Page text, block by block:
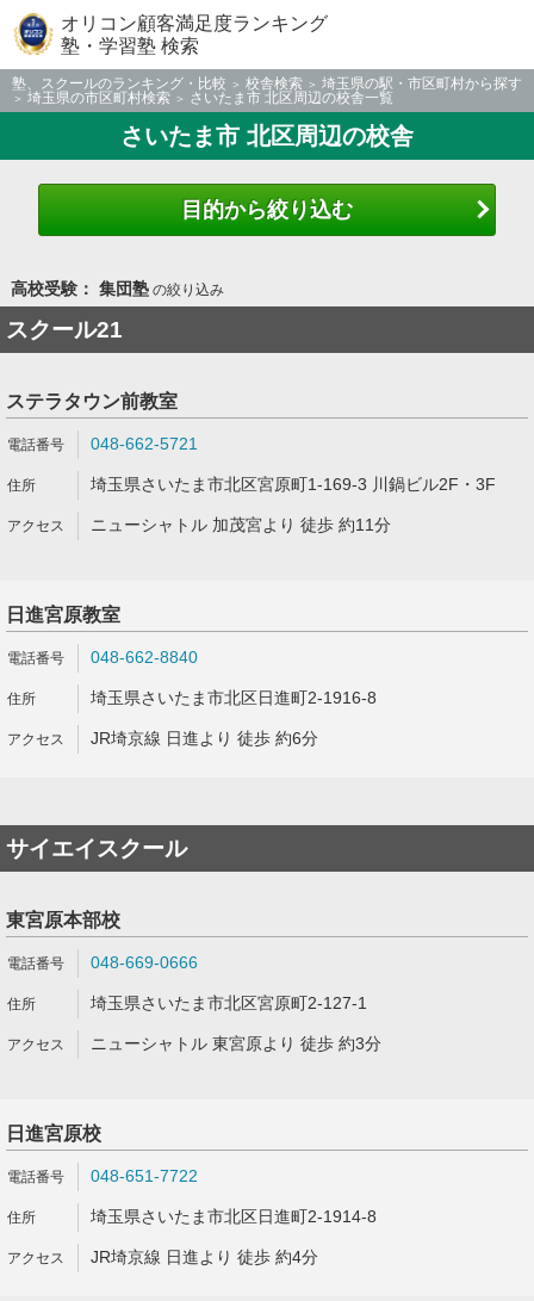
オリコン顧客満足度ランキング
塾・学習塾 検索
塾、スクールのランキング・比較 校舎検索
埼玉県の駅・市区町村から探す
埼玉県の市区町村検索
さいたま市 北区周辺の校舎一覧
さいたま市 北区周辺の校舎
目的から絞り込む
高校受験： 集団塾の絞り込み
スクール21
ステラタウン前教室
048-662-5721
埼玉県さいたま市北区宮原町1-169-3 川鍋ビル2F・3F
ニューシャトル 加茂宮より 徒歩 約11分
日進宮原教室
048-662-8840
埼玉県さいたま市北区日進町2-1916-8
JR埼京線 日進より 徒歩 約6分
サイエイスクール
東宮原本部校
048-669-0666
埼玉県さいたま市北区宮原町2-127-1
ニューシャトル 東宮原より 徒歩 約3分
日進宮原校
048-651-7722
埼玉県さいたま市北区日進町2-1914-8
JR埼京線 日進より 徒歩 約4分